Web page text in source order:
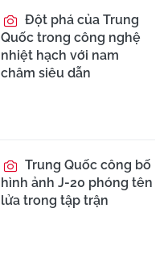
Đột phá của Trung
Quốc trong công nghệ
nhiệt hạch với nam
châm siêu dẫn
Trung Quốc công bố
hình ảnh J-20 phóng tên
lửa trong tập trận